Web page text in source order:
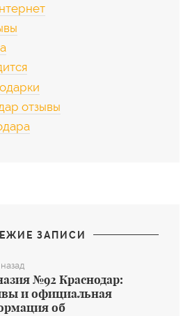
отзывы
ЗАПИСИ
№92 Краснодар:
и официальная
об